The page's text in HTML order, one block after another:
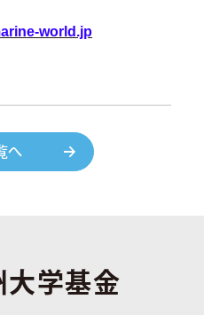
world.jp
へ
大学基金